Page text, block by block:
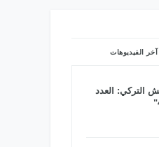
آخر الفيديوهات
التركي: العدد